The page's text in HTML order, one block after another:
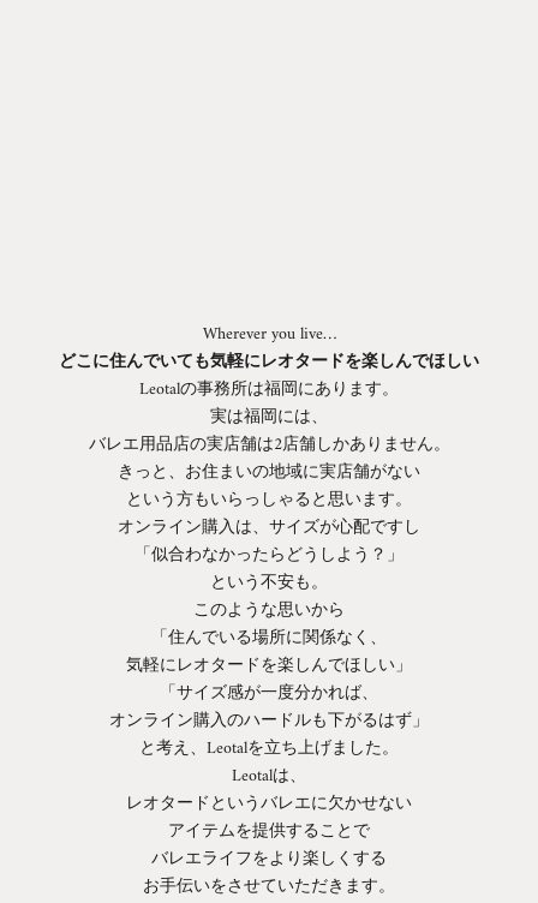
Wherever you live…
どこに住んでいても気軽にレオタードを楽しんでほしい
Leotalの事務所は福岡にあります。
実は福岡には、
バレエ用品店の実店舗は2店舗しかありません。
きっと、お住まいの地域に実店舗がない
という方もいらっしゃると思います。
オンライン購入は、サイズが心配ですし
「似合わなかったらどうしよう？」
という不安も。
このような思いから
「住んでいる場所に関係なく、
気軽にレオタードを楽しんでほしい」
「サイズ感が一度分かれば、
オンライン購入のハードルも下がるはず」
と考え、Leotalを立ち上げました。
Leotalは、
レオタードというバレエに欠かせない
アイテムを提供することで
バレエライフをより楽しくする
お手伝いをさせていただきます。